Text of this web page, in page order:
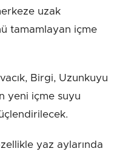
uzak
tamamlayan içme
Birgi, Uzunkuyu
yeni içme suyu
yaz aylarında